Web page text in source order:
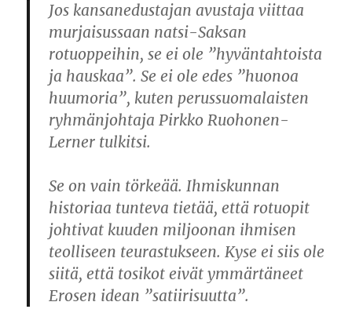
Jos kansanedustajan avustaja viittaa
murjaisussaan natsi-Saksan
rotuoppeihin, se ei ole ”hyväntahtoista
ja hauskaa”. Se ei ole edes ”huonoa
huumoria”, kuten perussuomalaisten
ryhmänjohtaja Pirkko Ruohonen-
Lerner tulkitsi.
Se on vain törkeää. Ihmiskunnan
historiaa tunteva tietää, että rotuopit
johtivat kuuden miljoonan ihmisen
teolliseen teurastukseen. Kyse ei siis ole
siitä, että tosikot eivät ymmärtäneet
Erosen idean ”satiirisuutta”.